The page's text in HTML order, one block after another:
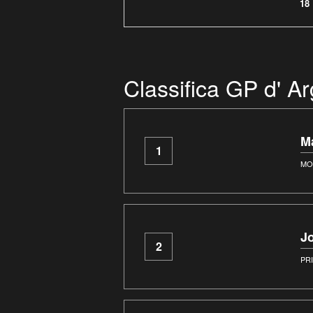
18
Classifica GP d'
1
2